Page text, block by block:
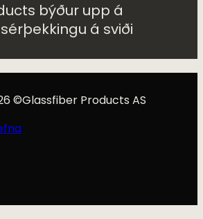
býður upp á
á sviði
©Glassfiber Products AS